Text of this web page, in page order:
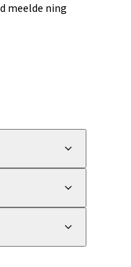
meelde ning